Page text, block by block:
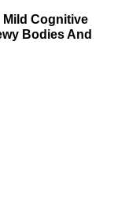
Cognitive
Bodies And